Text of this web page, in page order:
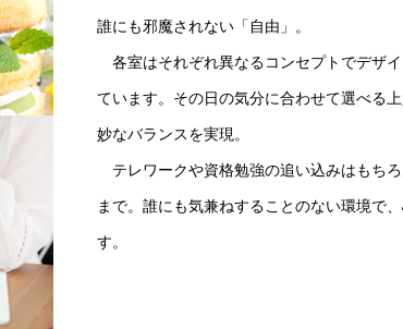
誰にも邪魔されない「自由」。
各室はそれぞれ異なるコンセプトでデザ
ています。その日の気分に合わせて選べる
妙なバランスを実現。
テレワークや資格勉強の追い込みはもち
まで。誰にも気兼ねすることのない環境で
す。